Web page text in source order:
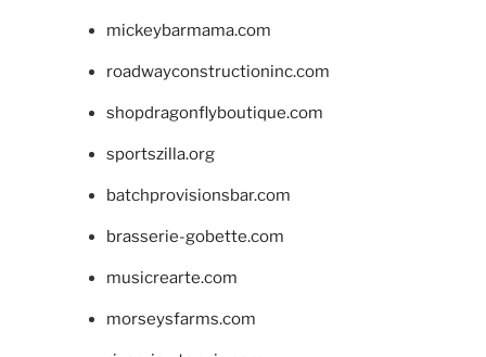
mickeybarmama.com
roadwayconstructioninc.com
shopdragonflyboutique.com
sportszilla.org
batchprovisionsbar.com
brasserie-gobette.com
musicrearte.com
morseysfarms.com